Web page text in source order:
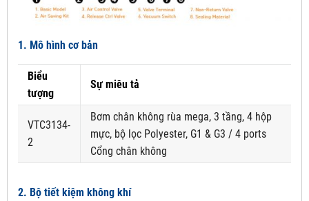
1. Mô hình cơ bản
Biểu
tượng
Sự miêu tả
VTC3134-
2
Bơm chân không rùa mega, 3 tầng, 4 hộp
mực, bộ lọc Polyester, G1 & G3 / 4 ports
Cổng chân không
2. Bộ tiết kiệm không khí